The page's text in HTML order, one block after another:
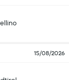
15/08/2026